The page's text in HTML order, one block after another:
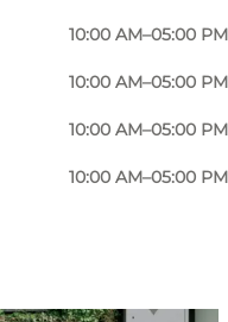
10:00 AM–05:00 PM
10:00 AM–05:00 PM
10:00 AM–05:00 PM
10:00 AM–05:00 PM